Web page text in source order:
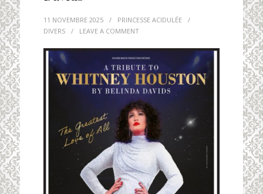
11 NOVEMBRE 2025 / PRINCESSE ACIDULÉE
/
DIVERS
/ LEAVE A COMMENT